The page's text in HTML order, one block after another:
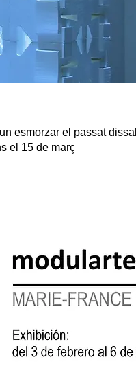
esmorzar el passat
el 15 de març